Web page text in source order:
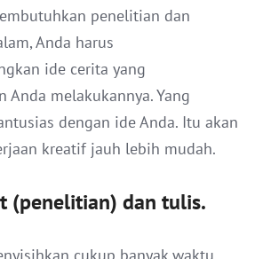
penelitian dan
Anda harus
ide cerita yang
Anda melakukannya. Yang
dengan ide Anda. Itu akan
kreatif jauh lebih mudah.
(penelitian) dan tulis.